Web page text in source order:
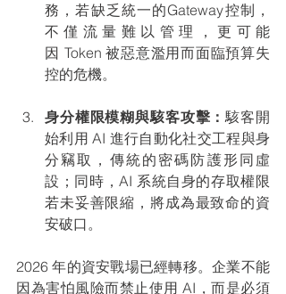
務，若缺乏統一的Gateway控制，
不僅流量難以管理，更可能
因 Token 被惡意濫用而面臨預算失
控的危機。
身分權限模糊與駭客攻擊：駭客開
始利用 AI 進行自動化社交工程與身
分竊取，傳統的密碼防護形同虛
設；同時，AI 系統自身的存取權限
若未妥善限縮，將成為最致命的資
安破口。
2026 年的資安戰場已經轉移。企業不能
因為害怕風險而禁止使用 AI，而是必須